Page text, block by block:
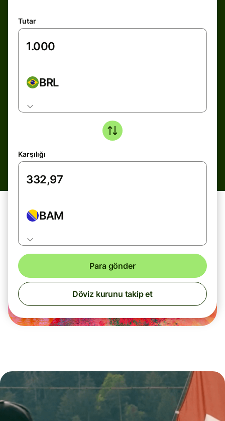
Tutar
BRL
Karşılığı
BAM
Para gönder
Döviz kurunu takip et